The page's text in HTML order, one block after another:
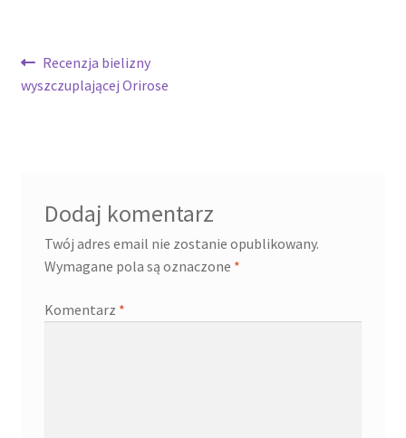
Nawigacja
wpisu
Poprzedni
wpis:
Recenzja bielizny
wyszczuplającej Orirose
Dodaj komentarz
Twój adres email nie zostanie opublikowany.
Wymagane pola są oznaczone *
Komentarz *